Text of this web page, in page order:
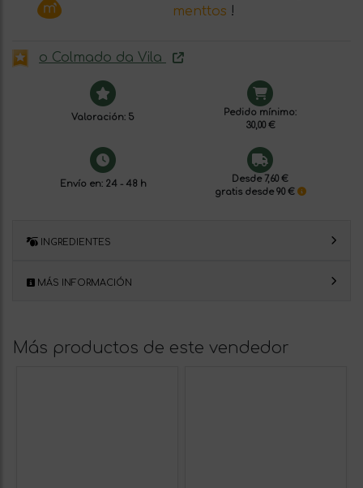
menttos !
o Colmado da Vila
Valoración: 5
Pedido mínimo:
30,00 €
Envío en: 24 - 48 h
Desde 7,60 €
gratis desde 90 €
INGREDIENTES
MÁS INFORMACIÓN
Más productos de este vendedor